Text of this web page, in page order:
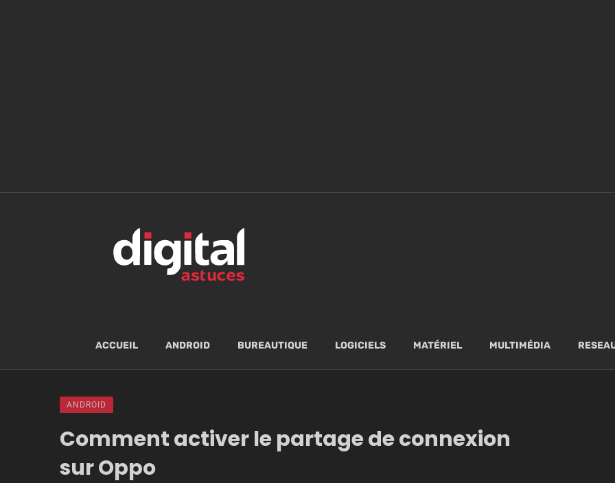
ACCUEIL ANDROID BUREAUTIQUE LOGICIELS MATÉRIEL MULTIMÉDIA
ANDROID
Comment activer le partage de connexion
sur Oppo